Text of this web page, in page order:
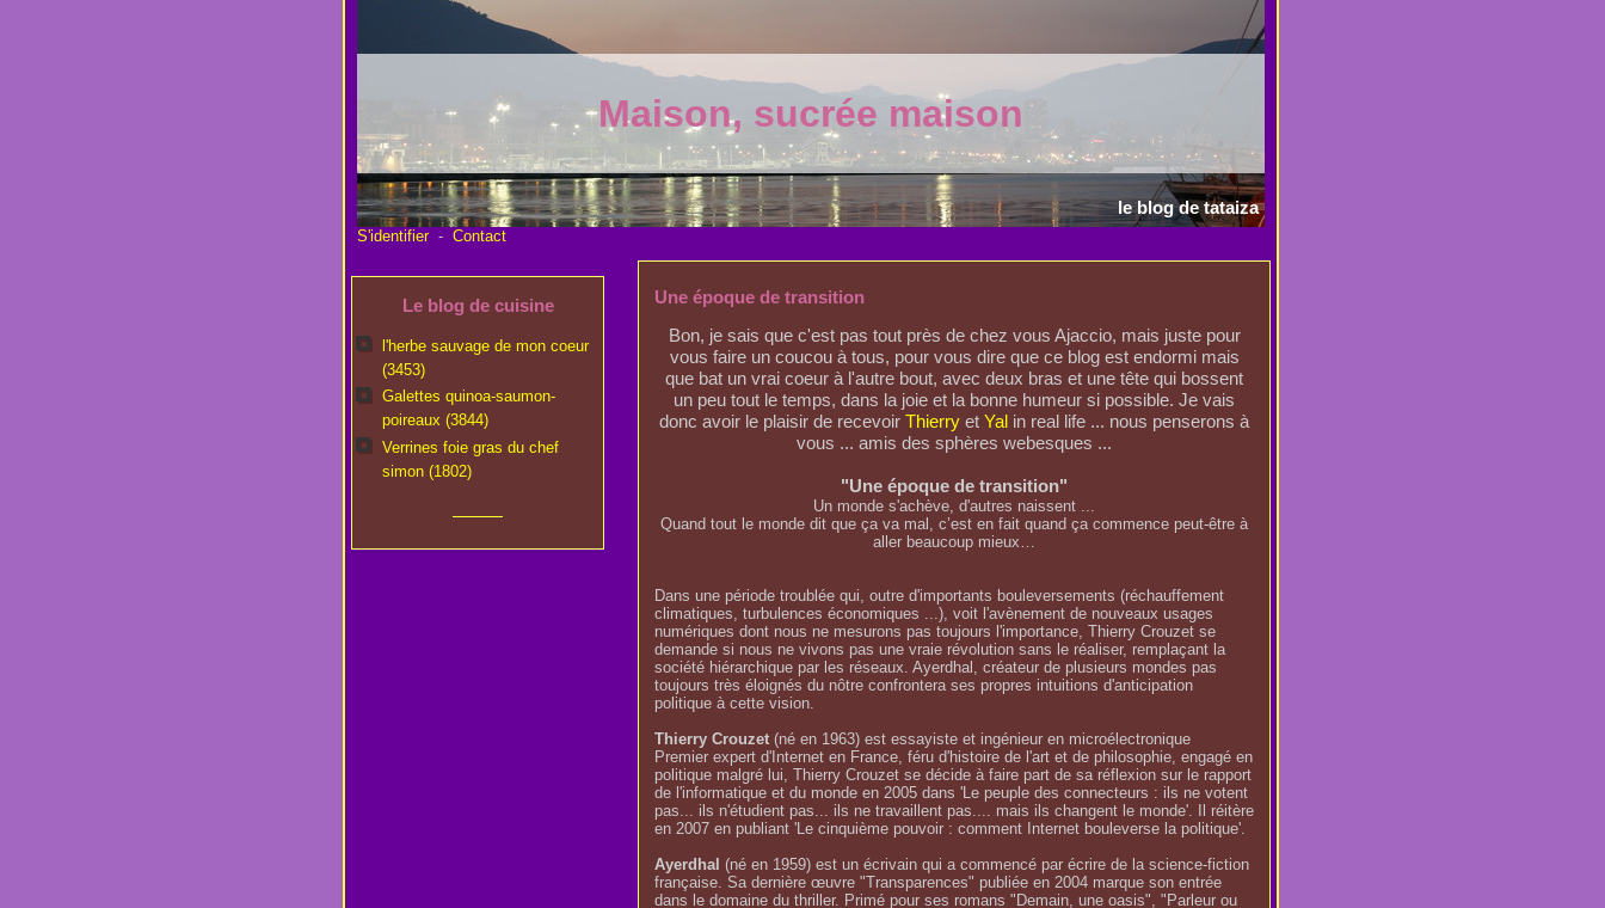
Maison, sucrée maison
le blog de tataiza
S'identifier - Contact
Le blog de cuisine
l'herbe sauvage de mon coeur
(3453)
Galettes quinoa-saumon-
poireaux (3844)
Verrines foie gras du chef
simon (1802)
Une époque de transition
Bon, je sais que c'est pas tout près de chez vous Ajaccio, mais juste pour
vous faire un coucou à tous, pour vous dire que ce blog est endormi mais
que bat un vrai coeur à l'autre bout, avec deux bras et une tête qui bossent
un peu tout le temps, dans la joie et la bonne humeur si possible. Je vais
donc avoir le plaisir de recevoir Thierry et Yal in real life ... nous penserons à
vous ... amis des sphères webesques ...
"Une époque de transition"
Un monde s'achève, d'autres naissent ...
Quand tout le monde dit que ça va mal, c’est en fait quand ça commence peut-être à
aller beaucoup mieux…
Dans une période troublée qui, outre d'importants bouleversements (réchauffement
climatiques, turbulences économiques ...), voit l'avènement de nouveaux usages
numériques dont nous ne mesurons pas toujours l'importance, Thierry Crouzet se
demande si nous ne vivons pas une vraie révolution sans le réaliser, remplaçant la
société hiérarchique par les réseaux. Ayerdhal, créateur de plusieurs mondes pas
toujours très éloignés du nôtre confrontera ses propres intuitions d'anticipation
politique à cette vision.
Thierry Crouzet (né en 1963) est essayiste et ingénieur en microélectronique
Premier expert d'Internet en France, féru d'histoire de l'art et de philosophie, engagé en
politique malgré lui, Thierry Crouzet se décide à faire part de sa réflexion sur le rapport
de l'informatique et du monde en 2005 dans 'Le peuple des connecteurs : ils ne votent
pas... ils n'étudient pas... ils ne travaillent pas.... mais ils changent le monde'. Il réitère
en 2007 en publiant 'Le cinquième pouvoir : comment Internet bouleverse la politique'.
Ayerdhal (né en 1959) est un écrivain qui a commencé par écrire de la science-fiction
française. Sa dernière œuvre "Transparences" publiée en 2004 marque son entrée
dans le domaine du thriller. Primé pour ses romans "Demain, une oasis", "Parleur ou